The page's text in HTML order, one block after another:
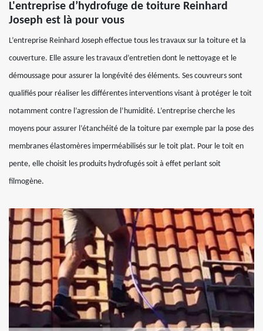
L'entreprise d’hydrofuge de toiture Reinhard
Joseph est là pour vous
L’entreprise Reinhard Joseph effectue tous les travaux sur la toiture et la
couverture. Elle assure les travaux d’entretien dont le nettoyage et le
démoussage pour assurer la longévité des éléments. Ses couvreurs sont
qualifiés pour réaliser les différentes interventions visant à protéger le toit
notamment contre l’agression de l’humidité. L’entreprise cherche les
moyens pour assurer l’étanchéité de la toiture par exemple par la pose des
membranes élastomères imperméabilisés sur le toit plat. Pour le toit en
pente, elle choisit les produits hydrofugés soit à effet perlant soit
filmogène.